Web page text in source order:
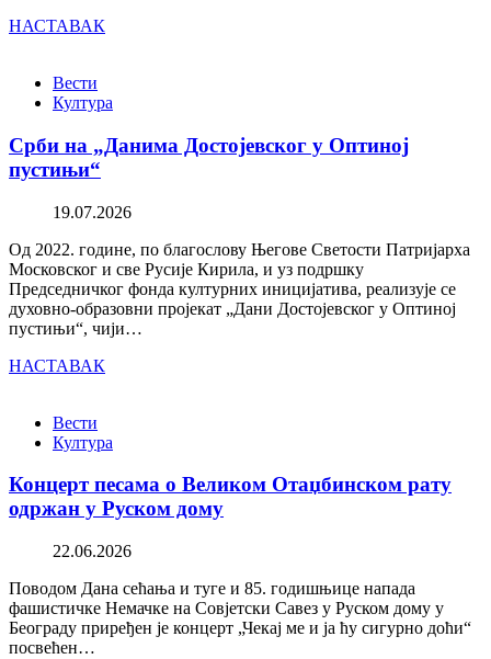
НАСТАВАК
Вести
Култура
Срби на „Данима Достојевског у Оптиној
пустињи“
19.07.2026
Од 2022. године, по благослову Његове Светости Патријарха
Московског и све Русије Кирила, и уз подршку
Председничког фонда културних иницијатива, реализује се
духовно-образовни пројекат „Дани Достојевског у Оптиној
пустињи“, чији…
НАСТАВАК
Вести
Култура
Концерт песама о Великом Отаџбинском рату
одржан у Руском дому
22.06.2026
Поводом Дана сећања и туге и 85. годишњице напада
фашистичке Немачке на Совјетски Савез у Руском дому у
Београду приређен је концерт „Чекај ме и ја ћу сигурно доћи“
посвећен…